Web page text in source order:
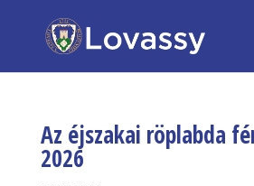
Az éjszakai röplabda
2026